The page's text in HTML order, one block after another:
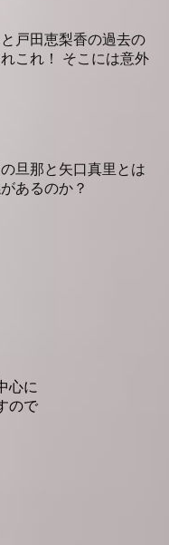
戸田恵梨香の過去の
これ！ そこには意外
旦那と矢口真里とは
あるのか？
心に
ので